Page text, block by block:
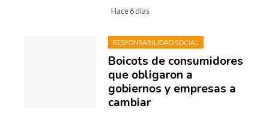
Hace 6 días
RESPONSABILIDAD SOCIAL
Boicots de consumidores
que obligaron a
gobiernos y empresas a
cambiar